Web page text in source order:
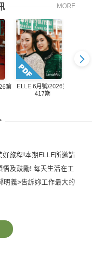
MORE
第
ELLE 6月號/2026第
417期
旅程!本期ELLE所邀請
悟及鼓勵! 每天生活在工
明義>告訴妳工作最大的